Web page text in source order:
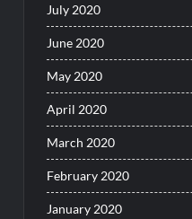
July 2020
June 2020
May 2020
April 2020
March 2020
February 2020
January 2020